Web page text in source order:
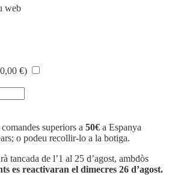
web
0,00 €)
comandes superiors a 50€ a Espanya
o podeu recollir-lo a la botiga.
tancada de l’1 al 25 d’agost, ambdòs
es reactivaran el dimecres 26 d’agost.